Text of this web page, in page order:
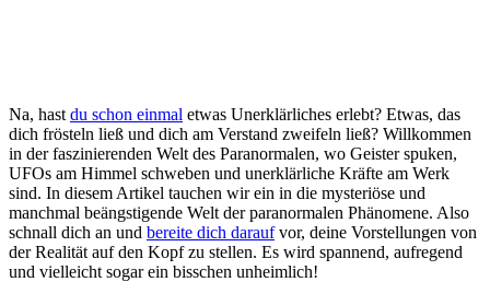
Na, hast du schon⁤ einmal ⁣etwas Unerklärliches erlebt? Etwas, das
dich frösteln ließ und dich ​am Verstand zweifeln ließ? Willkommen
in der faszinierenden ​Welt des‍ Paranormalen, wo Geister ⁣spuken,
UFOs am Himmel schweben und unerklärliche ‌Kräfte‍ am Werk
sind. In ⁣diesem ​Artikel tauchen wir ein in die mysteriöse und
‍manchmal beängstigende Welt⁤ der paranormalen‌ Phänomene. Also
schnall ‌dich an und bereite dich daraufvor, deine‌ Vorstellungen von
der Realität auf den⁣ Kopf zu stellen. Es ⁢wird⁢ spannend, aufregend
und vielleicht ‍sogar ein bisschen unheimlich!